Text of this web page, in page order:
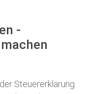
-
Steuererklärung